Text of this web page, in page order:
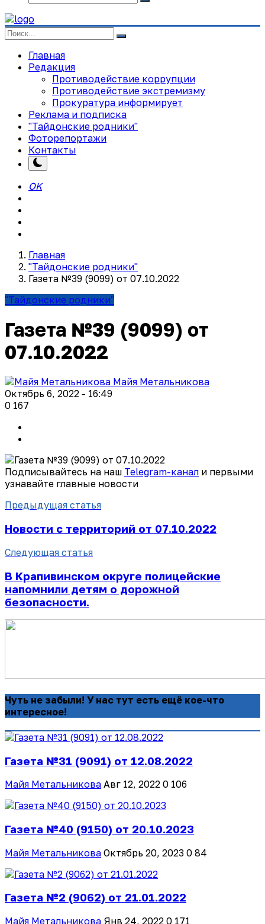
Главная
Редакция
Противодействие коррупции
Противодействие экстремизму
Прокуратура информирует
Реклама и подписка
"Тайдонские родники"
Фоторепортажи
Контакты
OK
Главная
"Тайдонские родники"
Газета №39 (9099) от 07.10.2022
"Тайдонские родники"
Газета №39 (9099) от
07.10.2022
Майя Метальникова
Октябрь 6, 2022 - 16:49
0 167
Подписывайтесь на наш Telegram-канал и первыми
узнавайте главные новости
Предыдущая статья
Новости с территорий от 07.10.2022
Следующая статья
В Крапивинском округе полицейские
напомнили детям о дорожной
безопасности.
Чуть не забыли! У нас тут есть ещё кое-что
интересное!
Газета №31 (9091) от 12.08.2022
Майя Метальникова Авг 12, 2022 0 106
Газета №40 (9150) от 20.10.2023
Майя Метальникова Октябрь 20, 2023 0 84
Газета №2 (9062) от 21.01.2022
Майя Метальникова Янв 24, 2022 0 171